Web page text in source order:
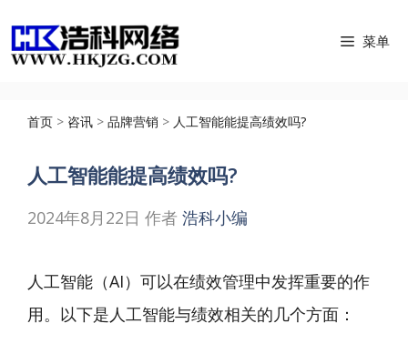
至
菜单
首页 > 咨讯 > 品牌营销 > 人工智能能提高绩效吗?
人工智能能提高绩效吗?
2024年8月22日 作者 浩科小编
人工智能（AI）可以在绩效管理中发挥重要的作
用。以下是人工智能与绩效相关的几个方面：